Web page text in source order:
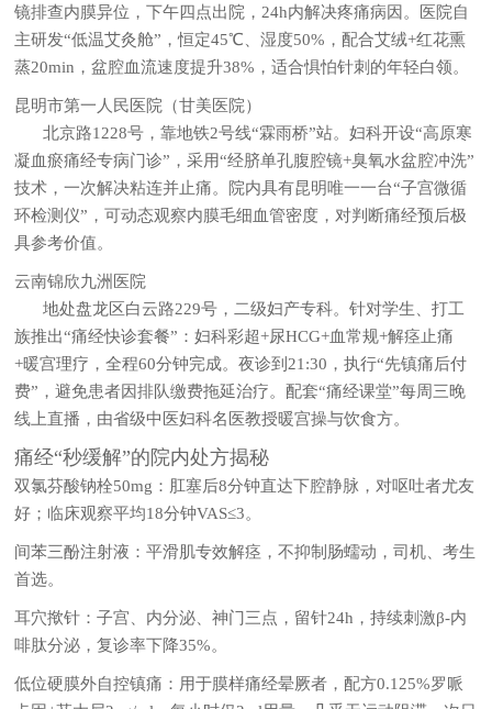
镜排查内膜异位，下午四点出院，24h内解决疼痛病因。医院自
主研发“低温艾灸舱”，恒定45℃、湿度50%，配合艾绒+红花熏
蒸20min，盆腔血流速度提升38%，适合惧怕针刺的年轻白领。
昆明市第一人民医院（甘美医院）
北京路1228号，靠地铁2号线“霖雨桥”站。妇科开设“高原寒
凝血瘀痛经专病门诊”，采用“经脐单孔腹腔镜+臭氧水盆腔冲洗”
技术，一次解决粘连并止痛。院内具有昆明唯一一台“子宫微循
环检测仪”，可动态观察内膜毛细血管密度，对判断痛经预后极
具参考价值。
云南锦欣九洲医院
地处盘龙区白云路229号，二级妇产专科。针对学生、打工
族推出“痛经快诊套餐”：妇科彩超+尿HCG+血常规+解痉止痛
+暖宫理疗，全程60分钟完成。夜诊到21:30，执行“先镇痛后付
费”，避免患者因排队缴费拖延治疗。配套“痛经课堂”每周三晚
线上直播，由省级中医妇科名医教授暖宫操与饮食方。
痛经“秒缓解”的院内处方揭秘
双氯芬酸钠栓50mg：肛塞后8分钟直达下腔静脉，对呕吐者尤友
好；临床观察平均18分钟VAS≤3。
间苯三酚注射液：平滑肌专效解痉，不抑制肠蠕动，司机、考生
首选。
耳穴揿针：子宫、内分泌、神门三点，留针24h，持续刺激β-内
啡肽分泌，复诊率下降35%。
低位硬膜外自控镇痛：用于膜样痛经晕厥者，配方0.125%罗哌